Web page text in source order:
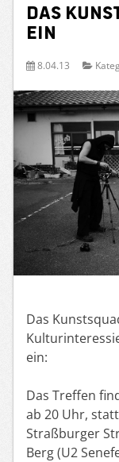
Das
ein
8.04.13
Das
ein:
Das Treffen
ab 20 Uhr,
Straßburger
Berg (U2